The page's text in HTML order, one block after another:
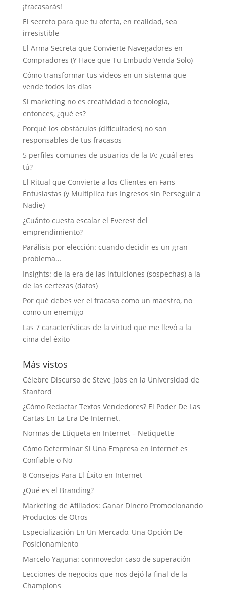
¡fracasarás!
El secreto para que tu oferta, en realidad, sea
irresistible
El Arma Secreta que Convierte Navegadores en
Compradores (Y Hace que Tu Embudo Venda Solo)
Cómo transformar tus videos en un sistema que
vende todos los días
Si marketing no es creatividad o tecnología,
entonces, ¿qué es?
Porqué los obstáculos (dificultades) no son
responsables de tus fracasos
5 perfiles comunes de usuarios de la IA: ¿cuál eres
tú?
El Ritual que Convierte a los Clientes en Fans
Entusiastas (y Multiplica tus Ingresos sin Perseguir a
Nadie)
¿Cuánto cuesta escalar el Everest del
emprendimiento?
Parálisis por elección: cuando decidir es un gran
problema…
Insights: de la era de las intuiciones (sospechas) a la
de las certezas (datos)
Por qué debes ver el fracaso como un maestro, no
como un enemigo
Las 7 características de la virtud que me llevó a la
cima del éxito
Más vistos
Célebre Discurso de Steve Jobs en la Universidad de
Stanford
¿Cómo Redactar Textos Vendedores? El Poder De Las
Cartas En La Era De Internet.
Normas de Etiqueta en Internet – Netiquette
Cómo Determinar Si Una Empresa en Internet es
Confiable o No
8 Consejos Para El Éxito en Internet
¿Qué es el Branding?
Marketing de Afiliados: Ganar Dinero Promocionando
Productos de Otros
Especialización En Un Mercado, Una Opción De
Posicionamiento
Marcelo Yaguna: conmovedor caso de superación
Lecciones de negocios que nos dejó la final de la
Champions